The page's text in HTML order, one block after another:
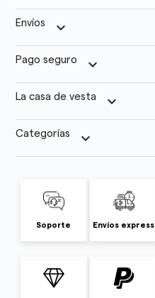
Envíos keyboard_arrow_down
Pago seguro keyboard_arrow_down
La casa de vesta keyboard_arrow_down
Categorías keyboard_arrow_down
Soporte Envíos express